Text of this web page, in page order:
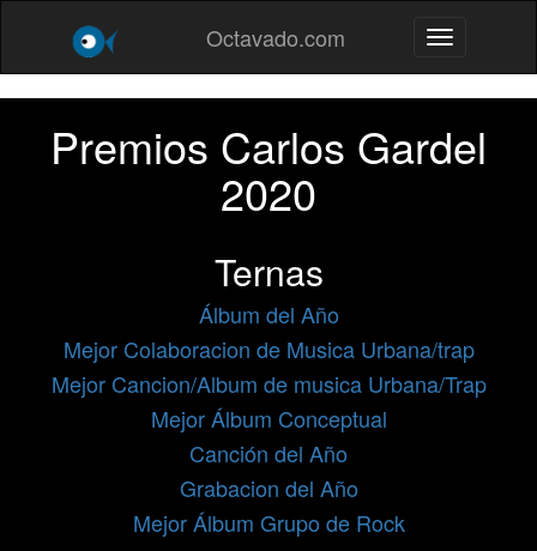
Octavado.com Toggle
Premios Carlos Gardel
2020
Ternas
Álbum del Año
Mejor Colaboracion de Musica Urbana/trap
Mejor Cancion/Album de musica Urbana/Trap
Mejor Álbum Conceptual
Canción del Año
Grabacion del Año
Mejor Álbum Grupo de Rock